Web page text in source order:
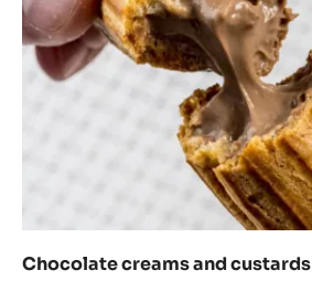
Chocolate creams and custards